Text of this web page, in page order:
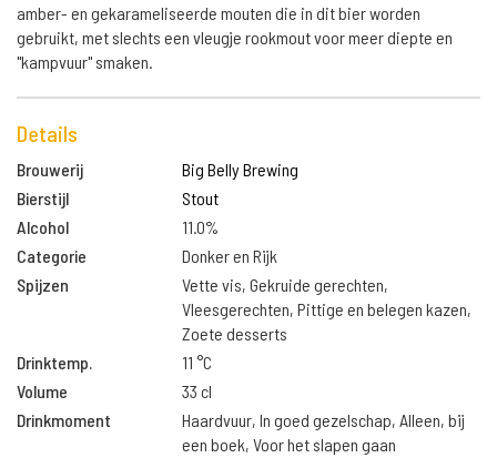
amber- en gekarameliseerde mouten die in dit bier worden
gebruikt, met slechts een vleugje rookmout voor meer diepte en
"kampvuur" smaken.
Details
Brouwerij
Big Belly Brewing
Bierstijl
Stout
Alcohol
11.0%
Categorie
Donker en Rijk
Spijzen
Vette vis, Gekruide gerechten,
Vleesgerechten, Pittige en belegen kazen,
Zoete desserts
Drinktemp.
11 °C
Volume
33 cl
Drinkmoment
Haardvuur, In goed gezelschap, Alleen, bij
een boek, Voor het slapen gaan